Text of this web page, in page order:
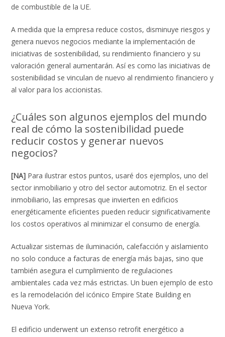
de combustible de la UE.
A medida que la empresa reduce costos, disminuye riesgos y
genera nuevos negocios mediante la implementación de
iniciativas de sostenibilidad, su rendimiento financiero y su
valoración general aumentarán. Así es como las iniciativas de
sostenibilidad se vinculan de nuevo al rendimiento financiero y
al valor para los accionistas.
¿Cuáles son algunos ejemplos del mundo
real de cómo la sostenibilidad puede
reducir costos y generar nuevos
negocios?
[NA] Para ilustrar estos puntos, usaré dos ejemplos, uno del
sector inmobiliario y otro del sector automotriz. En el sector
inmobiliario, las empresas que invierten en edificios
energéticamente eficientes pueden reducir significativamente
los costos operativos al minimizar el consumo de energía.
Actualizar sistemas de iluminación, calefacción y aislamiento
no solo conduce a facturas de energía más bajas, sino que
también asegura el cumplimiento de regulaciones
ambientales cada vez más estrictas. Un buen ejemplo de esto
es la remodelación del icónico Empire State Building en
Nueva York.
El edificio underwent un extenso retrofit energético a